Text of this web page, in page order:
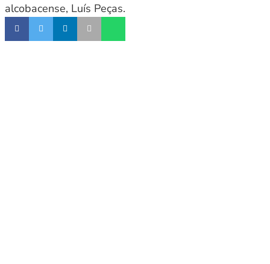
alcobacense, Luís Peças.